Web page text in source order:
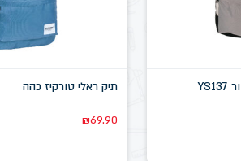
תיק ראלי טורקיז כהה
₪69.90